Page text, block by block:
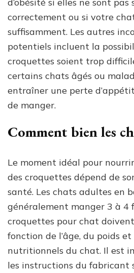
correctement ou si votre
suffisamment. Les autres
potentiels incluent la
croquettes soient trop
certains chats âgés ou
entraîner une perte
de manger.
Comment bien les
Le moment idéal pour
des croquettes dépend de
santé. Les chats adultes en
généralement manger 3 à 4
croquettes pour chat
fonction de l’âge, du poids et
nutritionnels du chat. Il est
les instructions du fabricant